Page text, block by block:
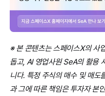
※ 본 콘텐츠는 스페이스X의 사
돕고, AI 영업사원 SeA의 활용
니다. 특정 주식의 매수 및 매도
과 그에 따른 책임은 투자자 본